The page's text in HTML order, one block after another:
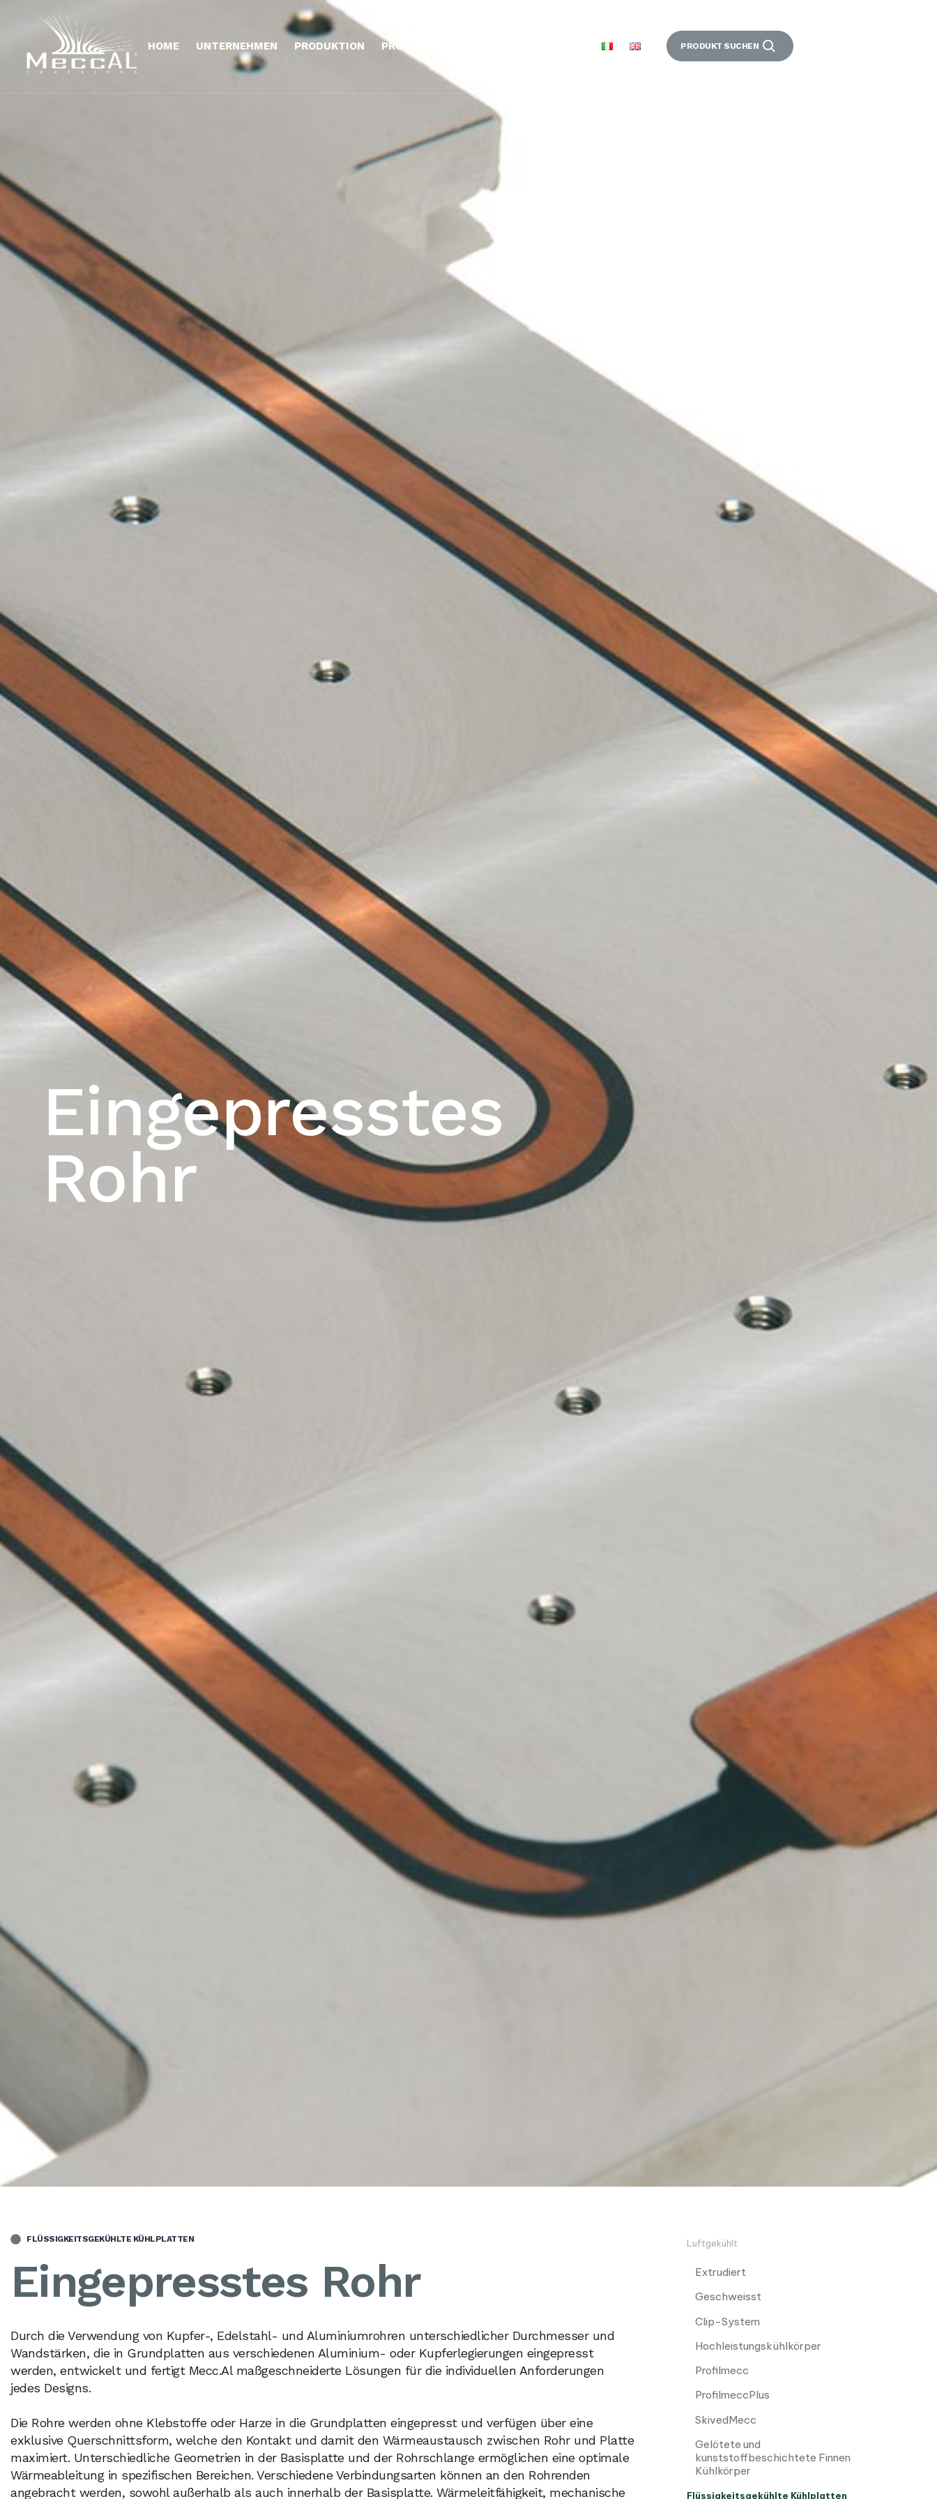
HOME UNTERNEHMEN PRODUKTION PRODUKTE PRODUKT SUCHEN
Eingepresstes
Rohr
FLÜSSIGKEITSGEKÜHLTE KÜHLPLATTEN
Eingepresstes Rohr
Durch die Verwendung von Kupfer-, Edelstahl- und Aluminiumrohren unterschiedlicher Durchmesser und
Wandstärken, die in Grundplatten aus verschiedenen Aluminium- oder Kupferlegierungen eingepresst
werden, entwickelt und fertigt Mecc.Al maßgeschneiderte Lösungen für die individuellen Anforderungen
jedes Designs.
Die Rohre werden ohne Klebstoffe oder Harze in die Grundplatten eingepresst und verfügen über eine
exklusive Querschnittsform, welche den Kontakt und damit den Wärmeaustausch zwischen Rohr und Platte
maximiert. Unterschiedliche Geometrien in der Basisplatte und der Rohrschlange ermöglichen eine optimale
Wärmeableitung in spezifischen Bereichen. Verschiedene Verbindungsarten können an den Rohrenden
angebracht werden, sowohl außerhalb als auch innerhalb der Basisplatte. Wärmeleitfähigkeit, mechanische
Luftgekühlt
Extrudiert
Geschweisst
Clip-System
Hochleistungskühlkörper
Profilmecc
ProfilmeccPlus
SkivedMecc
Gelötete und
kunststoffbeschichtete Finnen
Kühlkörper
Flüssigkeitsgekühlte Kühlplatten